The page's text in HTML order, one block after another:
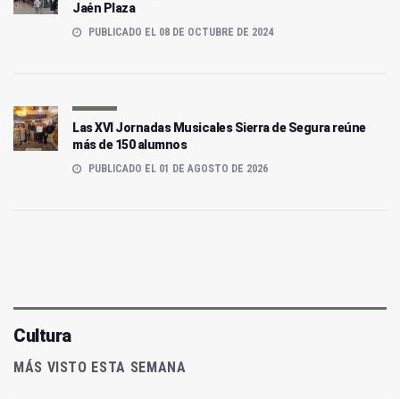
Jaén Plaza
PUBLICADO EL 08 DE OCTUBRE DE 2024
Las XVI Jornadas Musicales Sierra de Segura reúne
más de 150 alumnos
PUBLICADO EL 01 DE AGOSTO DE 2026
Cultura
MÁS VISTO ESTA SEMANA